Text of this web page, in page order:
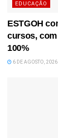
EDUCAÇÃO
ESTGOH
cursos,
100%
6 DE AGOSTO, 2026